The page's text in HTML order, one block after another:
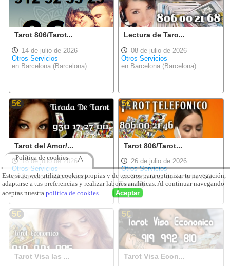
Tarot 806/Tarot...
14 de julio de 2026
Otros Servicios
en Barcelona (Barcelona)
Lectura de Taro...
08 de julio de 2026
Otros Servicios
en Barcelona (Barcelona)
5€
Tarot del Amor/...
18 de julio de 2026
Otros Servicios
en Barcelona (Barcelona)
5€
Tarot 806/Tarot...
26 de julio de 2026
Otros Servicios
en Santa Cruz de Tenerife (SC
Tenerife)
5€
Tarot Visa las ...
5€
Tarot Visa Econ...